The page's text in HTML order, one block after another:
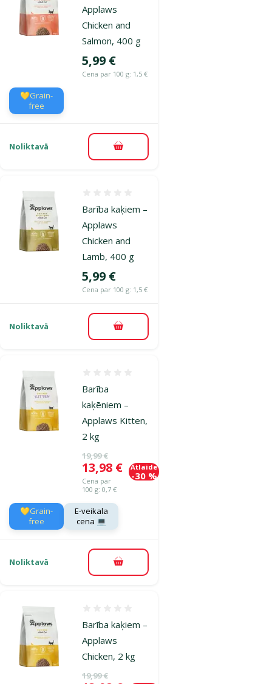
Applaws
Chicken and
Salmon, 400 g
Cena
5,99 €
Cena par 100 g: 1,5 €
💛Grain-
free
Noliktavā Pievienot grozam
Barība kaķiem –
Applaws
Chicken and
Lamb, 400 g
Cena
5,99 €
Cena par 100 g: 1,5 €
Noliktavā Pievienot grozam
Barība
kaķēniem –
Applaws Kitten,
2 kg
Oriģinālā cena
19,99 €
Cena
13,98 €
Cena par
100 g: 0,7 €
Atlaide
-30 %
💛Grain-
free
E-veikala
cena 💻
Noliktavā Pievienot grozam
Barība kaķiem –
Applaws
Chicken, 2 kg
Oriģinālā cena
19,99 €